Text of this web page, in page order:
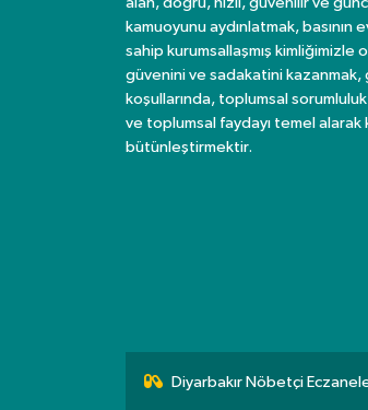
kamuoyunu aydınlatmak,
sahip kurumsallaşmış kimliğimizle
güvenini ve sadakatini kazanmak,
koşullarında, toplumsal
ve toplumsal faydayı temel alarak
bütünleştirmektir.
Diyarbakır Nöbetçi